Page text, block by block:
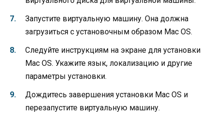
Запустите виртуальную машину. Она должна
загрузиться с установочным образом Mac OS.
Следуйте инструкциям на экране для установки
Mac OS. Укажите язык, локализацию и другие
параметры установки.
Дождитесь завершения установки Mac OS и
перезапустите виртуальную машину.